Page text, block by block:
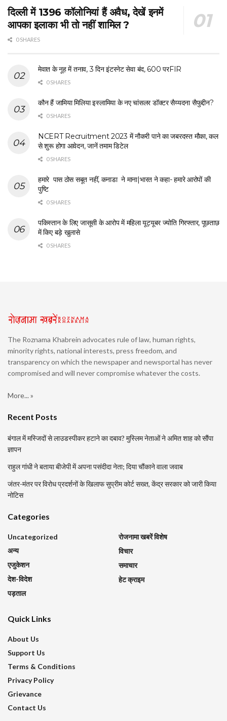
दिल्ली में 1396 कॉलोनियां हैं अवैध, देखें इनमें
आपका इलाका भी तो नहीं शामिल ?
0 SHARES
मेवात के नूह में तनाव, 3 दिन इंटरनेट सेवा बंद, 600 परFIR
0 SHARES
कौन हैं जामिया मिलिया इस्लामिया के नए चांसलर डॉक्टर सैय्यदना सैफुद्दीन?
0 SHARES
NCERT Recruitment 2023 में नौकरी पाने का जबरदस्त मौका, कल
से शुरू होगा आवेदन, जानें तमाम डिटेल
0 SHARES
हमारे पास ठोस सबूत नहीं, कनाडा ने माना|भारत ने कहा- हमारे आरोपों की
पुष्टि
0 SHARES
पकिस्तान के लिए जासूसी के आरोप में महिला यूट्यूबर ज्योति गिरफ्तार, पूछताछ
में किए बड़े खुलासे
0 SHARES
The Roznama Khabrein advocates rule of law, human rights,
minority rights, national interests, press freedom, and
transparency on which the newspaper and newsportal has never
compromised and will never compromise whatever the costs.
More... »
Recent Posts
बंगाल में मस्जिदों से लाउडस्पीकर हटाने का दबाव? मुस्लिम नेताओं ने अमित शाह को सौंपा
ज्ञापन
राहुल गांधी ने बताया बीजेपी में अपना पसंदीदा नेता; दिया चौंकाने वाला जवाब
जंतर-मंतर पर विरोध प्रदर्शनों के खिलाफ सुप्रीम कोर्ट सख्त, केंद्र सरकार को जारी किया
नोटिस
Categories
Uncategorized
अन्य
एजुकेशन
देश-विदेश
पड़ताल
रोजनामा खबरें विशेष
विचार
समाचार
हेट क्राइम
Quick Links
About Us
Support Us
Terms & Conditions
Privacy Policy
Grievance
Contact Us